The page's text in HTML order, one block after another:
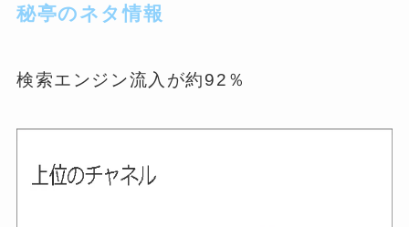
秘亭のネタ情報
検索エンジン流入が約92％